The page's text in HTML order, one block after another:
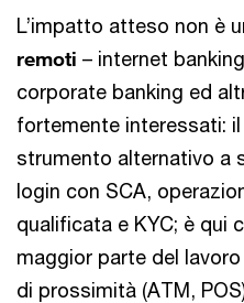
L’impatto atteso non è
remoti – internet
corporate banking ed
fortemente interessati:
strumento alternativo a
login con SCA,
qualificata e KYC; è qui
maggior parte del
di prossimità (ATM,